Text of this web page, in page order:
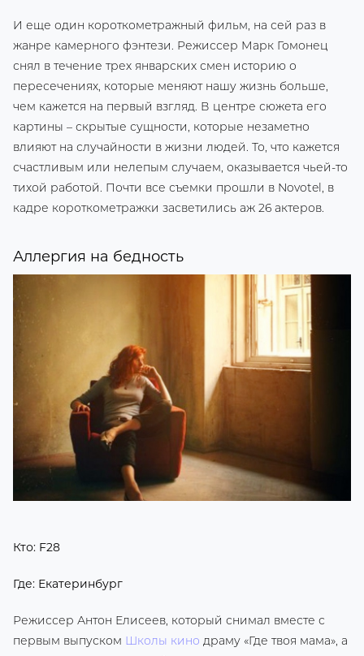
И еще один короткометражный фильм, на сей раз в
жанре камерного фэнтези. Режиссер Марк Гомонец
снял в течение трех январских смен историю о
пересечениях, которые меняют нашу жизнь больше,
чем кажется на первый взгляд. В центре сюжета его
картины – скрытые сущности, которые незаметно
влияют на случайности в жизни людей. То, что кажется
счастливым или нелепым случаем, оказывается чьей-то
тихой работой. Почти все съемки прошли в Novotel, в
кадре короткометражки засветились аж 26 актеров.
Аллергия на бедность
Кто: F28
Где: Екатеринбург
Режиссер Антон Елисеев, который снимал вместе с
первым выпуском Школы кино драму «Где твоя мама», а